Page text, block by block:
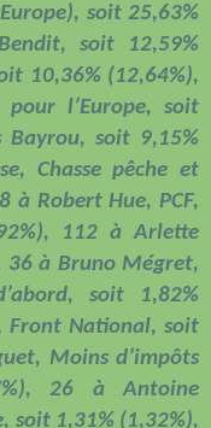
soit 25,63%
soit 12,59%
10,36% (12,64%),
pour l’Europe, soit
Bayrou, soit 9,15%
Chasse pêche et
à Robert Hue, PCF,
112 à Arlette
36 à Bruno Mégret,
soit 1,82%
Front National, soit
Moins d’impôts
26 à Antoine
soit 1,31% (1,32%),